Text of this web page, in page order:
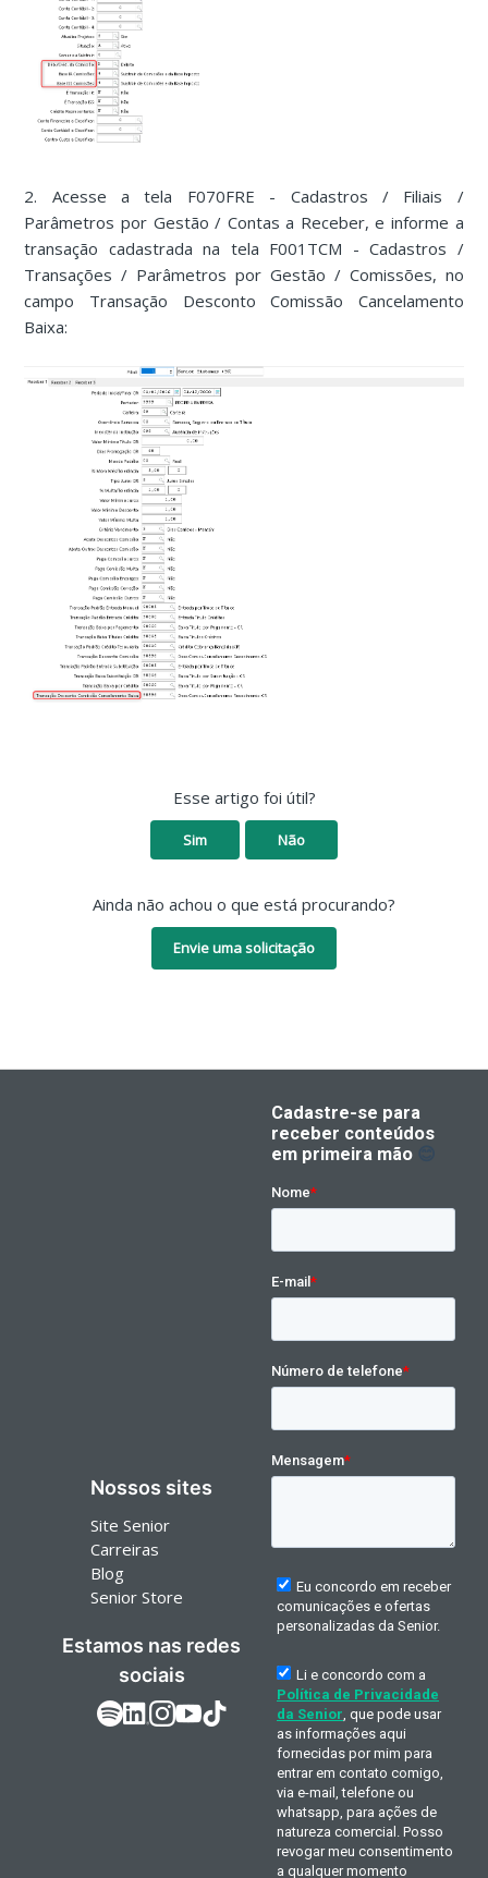
2. Acesse a tela F070FRE - Cadastros / Filiais /
Parâmetros por Gestão / Contas a Receber, e informe a
transação cadastrada na tela F001TCM - Cadastros /
Transações / Parâmetros por Gestão / Comissões, no
campo Transação Desconto Comissão Cancelamento
Baixa:
Esse artigo foi útil?
Sim Não
Ainda não achou o que está procurando?
Envie uma solicitação
Nossos sites
Site Senior
Carreiras
Blog
Senior Store
Estamos nas redes
sociais